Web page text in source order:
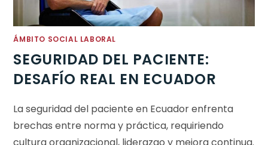
ÁMBITO SOCIAL LABORAL
SEGURIDAD DEL PACIENTE:
DESAFÍO REAL EN ECUADOR
La seguridad del paciente en Ecuador enfrenta
brechas entre norma y práctica, requiriendo